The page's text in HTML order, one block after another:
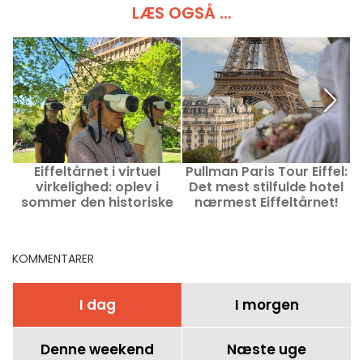
LÆS OGSÅ ...
Eiffeltårnet i virtuel
virkelighed: oplev i
sommer den historiske
Pullman Paris Tour Eiffel:
Det mest stilfulde hotel
nærmest Eiffeltårnet!
KOMMENTARER
I dag I morgen
Denne weekend Næste uge